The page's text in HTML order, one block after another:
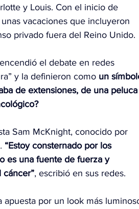
y Louis. Con el inicio de
vacaciones que incluyeron
privado fuera del Reino Unido.
el debate en redes
y la definieron como un
de extensiones, de una
Sam McKnight, conocido por
“Estoy consternado por los
es una fuente de fuerza y
cáncer”, escribió en sus redes.
apuesta por un look más